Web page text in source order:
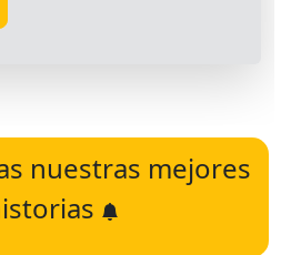
nuestras mejores